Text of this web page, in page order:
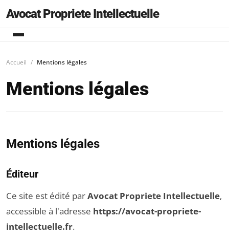
Avocat Propriete Intellectuelle
Accueil Mentions légales
Mentions légales
Mentions légales
Éditeur
Ce site est édité parAvocat Propriete Intellectuelle,
accessible à l'adresse https://avocat-propriete-
intellectuelle.fr.